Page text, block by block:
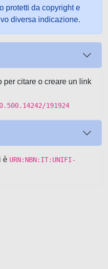
protetti da copyright e
diversa indicazione.
per citare o creare un link
191924
è URN:NBN:IT:UNIFI-